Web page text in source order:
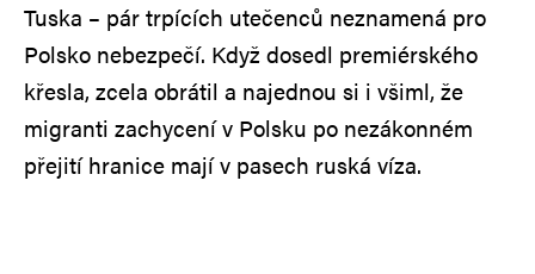
Tuska – pár trpících utečenců neznamená pro
Polsko nebezpečí. Když dosedl premiérského
křesla, zcela obrátil a najednou si i všiml, že
migranti zachycení v Polsku po nezákonném
přejití hranice mají v pasech ruská víza.